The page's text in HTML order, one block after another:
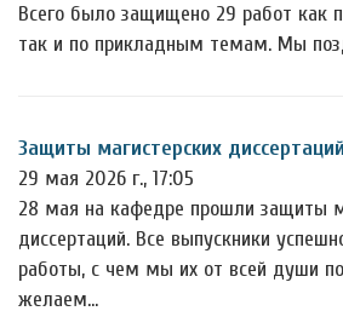
Всего было защищено 29 работ как
так и по прикладным темам. Мы
Защиты магистерских
29 мая 2026 г., 17:05
28 мая на кафедре прошли защиты
диссертаций. Все выпускники
работы, с чем мы их от всей души
желаем…